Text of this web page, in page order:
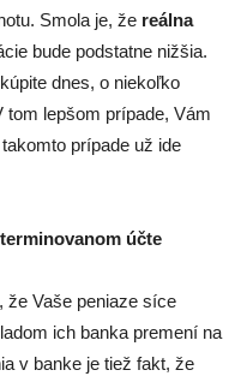
Smola je, že reálna
bude podstatne nižšia.
dnes, o niekoľko
tom lepšom prípade, Vám
prípade už ide
účte
že Vaše peniaze síce
ich banka premení na
v banke je tiež fakt, že